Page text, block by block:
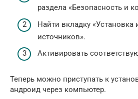
раздела «Безопасность и
Найти вкладку «Установка
источников».
Активировать
Теперь можно приступать к
андроид через компьютер.